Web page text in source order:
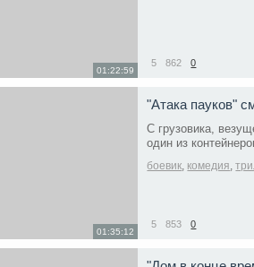
01:22:59
5 862 0
01:35:12
"Атака пауков"
С грузовика,
один из
боевик, комедия,
5 853 0